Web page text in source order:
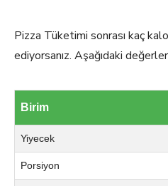
Pizza Tüketimi sonrası kaç
ediyorsanız. Aşağıdaki
Birim
Yiyecek
Porsiyon